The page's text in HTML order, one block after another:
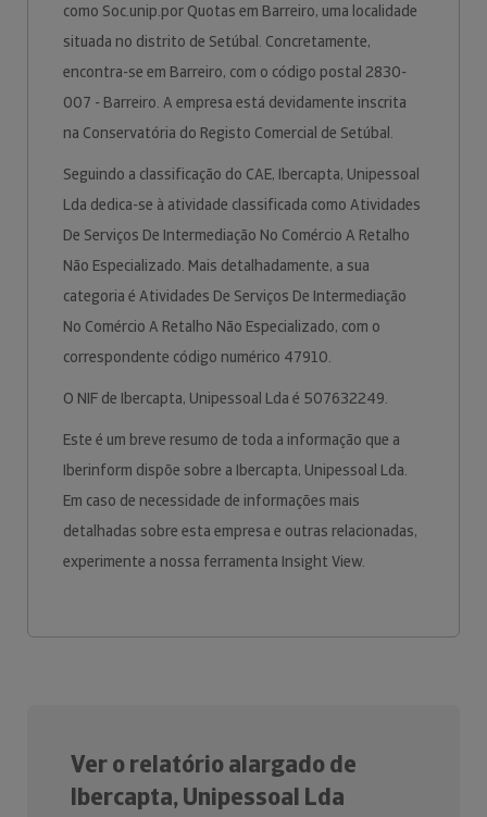
como Soc.unip.por Quotas em Barreiro, uma localidade
situada no distrito de Setúbal. Concretamente,
encontra-se em Barreiro, com o código postal 2830-
007 - Barreiro. A empresa está devidamente inscrita
na Conservatória do Registo Comercial de Setúbal.
Seguindo a classificação do CAE, Ibercapta, Unipessoal
Lda dedica-se à atividade classificada como Atividades
De Serviços De Intermediação No Comércio A Retalho
Não Especializado. Mais detalhadamente, a sua
categoria é Atividades De Serviços De Intermediação
No Comércio A Retalho Não Especializado, com o
correspondente código numérico 47910.
O NIF de Ibercapta, Unipessoal Lda é 507632249.
Este é um breve resumo de toda a informação que a
Iberinform dispõe sobre a Ibercapta, Unipessoal Lda.
Em caso de necessidade de informações mais
detalhadas sobre esta empresa e outras relacionadas,
experimente a nossa ferramenta Insight View.
Ver o relatório alargado de
Ibercapta, Unipessoal Lda